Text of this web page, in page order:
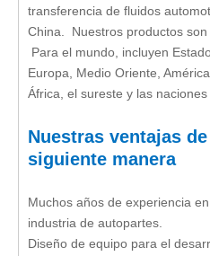
transferencia de fluidos
China. Nuestros productos
Para el mundo, incluyen
Europa, Medio Oriente,
África, el sureste y las naciones
Nuestras ventajas
siguiente manera
Muchos años de experiencia
industria de autopartes.
Diseño de equipo para el